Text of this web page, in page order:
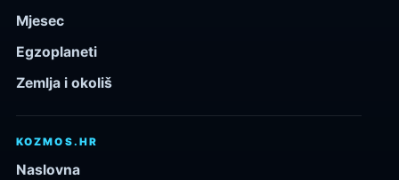
Mjesec
Egzoplaneti
Zemlja i okoliš
KOZMOS.HR
Naslovna